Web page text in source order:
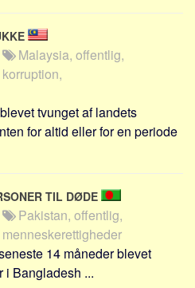
Malaysia, offentlig,
tvunget af landets
for altid eller for en periode
TIL DØDE
Pakistan, offentlig,
14 måneder blevet
i Bangladesh ...